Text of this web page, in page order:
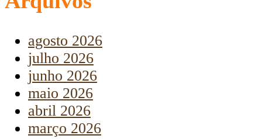
agosto 2026
julho 2026
junho 2026
maio 2026
abril 2026
março 2026